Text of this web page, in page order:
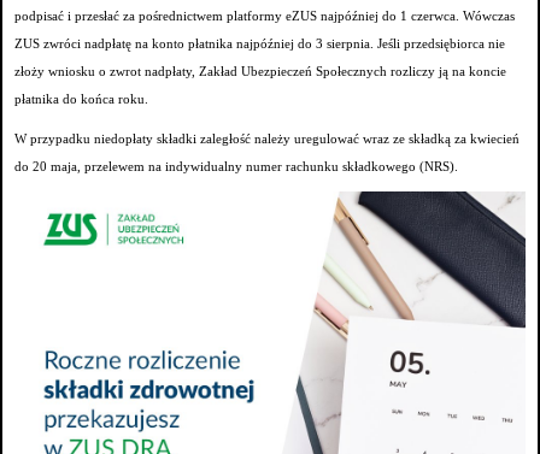
podpisać i przesłać za pośrednictwem platformy eZUS najpóźniej do 1 czerwca. Wówczas
ZUS zwróci nadpłatę na konto płatnika najpóźniej do 3 sierpnia. Jeśli przedsiębiorca nie
złoży wniosku o zwrot nadpłaty, Zakład Ubezpieczeń Społecznych rozliczy ją na koncie
płatnika do końca roku.
W przypadku niedopłaty składki zaległość należy uregulować wraz ze składką za kwiecień
do 20 maja, przelewem na indywidualny numer rachunku składkowego (NRS).